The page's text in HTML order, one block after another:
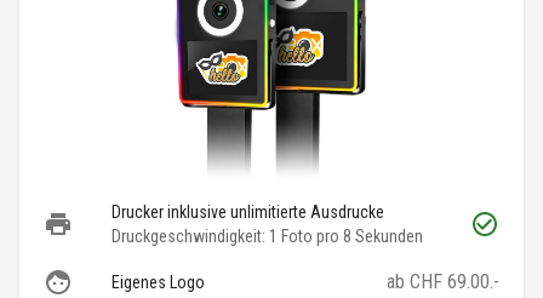
Drucker inklusive unlimitierte Ausdrucke
Druckgeschwindigkeit: 1 Foto pro 8 Sekunden
Eigenes Logo ab CHF 69.00.-